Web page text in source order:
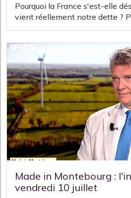
Pourquoi la France s'est-elle
vient réellement notre dette ?
Made in Montebourg :
vendredi 10 juillet